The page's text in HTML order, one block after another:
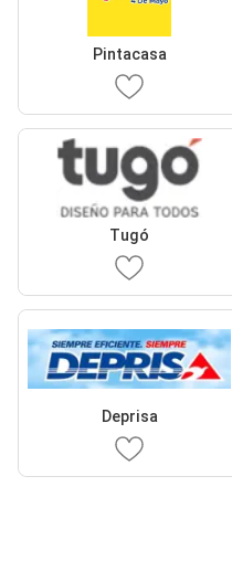
Pintacasa
Tugó
Deprisa